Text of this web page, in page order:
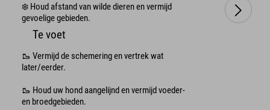
❄️ Houd afstand van wilde dieren en vermijd
gevoelige gebieden.
Te voet
🥾 Vermijd de schemering en vertrek wat
later/eerder.
🥾 Houd uw hond aangelijnd en vermijd voeder-
en broedgebieden.